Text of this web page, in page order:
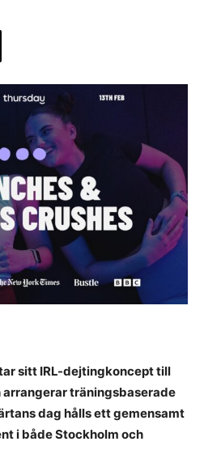
sitt IRL-dejtingkoncept till
arrangerar träningsbaserade
dag hålls ett gemensamt
i både Stockholm och